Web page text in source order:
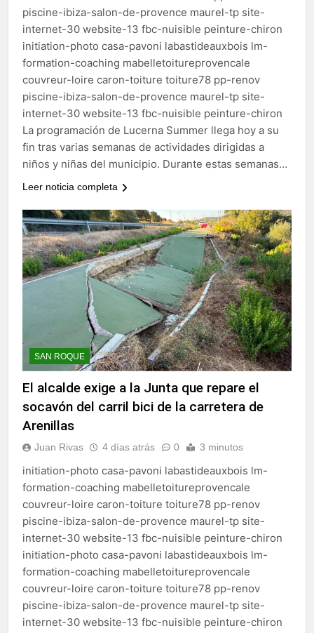
piscine-ibiza-salon-de-provence maurel-tp site-
internet-30 website-13 fbc-nuisible peinture-chiron
initiation-photo casa-pavoni labastideauxbois lm-
formation-coaching mabelletoitureprovencale
couvreur-loire caron-toiture toiture78 pp-renov
piscine-ibiza-salon-de-provence maurel-tp site-
internet-30 website-13 fbc-nuisible peinture-chiron
La programación de Lucerna Summer llega hoy a su
fin tras varias semanas de actividades dirigidas a
niños y niñas del municipio. Durante estas semanas…
Leer noticia completa
SAN ROQUE
El alcalde exige a la Junta que repare el
socavón del carril bici de la carretera de
Arenillas
Juan Rivas 4 días atrás 0 3 minutos
initiation-photo casa-pavoni labastideauxbois lm-
formation-coaching mabelletoitureprovencale
couvreur-loire caron-toiture toiture78 pp-renov
piscine-ibiza-salon-de-provence maurel-tp site-
internet-30 website-13 fbc-nuisible peinture-chiron
initiation-photo casa-pavoni labastideauxbois lm-
formation-coaching mabelletoitureprovencale
couvreur-loire caron-toiture toiture78 pp-renov
piscine-ibiza-salon-de-provence maurel-tp site-
internet-30 website-13 fbc-nuisible peinture-chiron